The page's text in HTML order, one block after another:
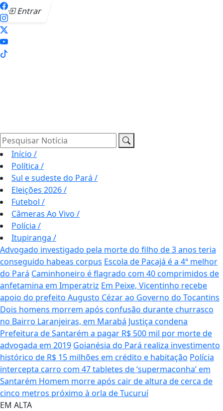
Entrar
Pesquisar Notícia
Início /
Política /
Sul e sudeste do Pará /
Eleições 2026/
Futebol /
Câmeras Ao Vivo /
Polícia /
Itupiranga /
Advogado investigado pela morte do filho de 3 anos teria
conseguido habeas corpus Escola de Pacajá é a 4ª melhor
do Pará Caminhoneiro é flagrado com 40 comprimidos de
anfetamina em Imperatriz Em Peixe, Vicentinho recebe
apoio do prefeito Augusto Cézar ao Governo do Tocantins
Dois homens morrem após confusão durante churrasco
no Bairro Laranjeiras, em Marabá Justiça condena
Prefeitura de Santarém a pagar R$ 500 mil por morte de
advogada em 2019 Goianésia do Pará realiza investimento
histórico de R$ 15 milhões em crédito e habitação Polícia
intercepta carro com 47 tabletes de ‘supermaconha’ em
Santarém Homem morre após cair de altura de cerca de
cinco metros próximo à orla de Tucuruí
EM ALTA